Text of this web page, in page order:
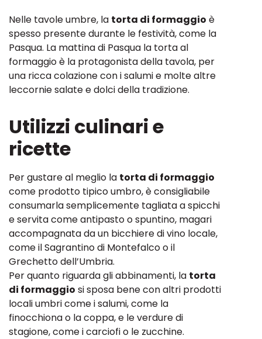
Nelle tavole umbre, la torta di formaggio è
spesso presente durante le festività, come la
Pasqua. La mattina di Pasqua la torta al
formaggio è la protagonista della tavola, per
una ricca colazione con i salumi e molte altre
leccornie salate e dolci della tradizione.
Utilizzi culinari e
ricette
Per gustare al meglio la torta di formaggio
come prodotto tipico umbro, è consigliabile
consumarla semplicemente tagliata a spicchi
e servita come antipasto o spuntino, magari
accompagnata da un bicchiere di vino locale,
come il Sagrantino di Montefalco o il
Grechetto dell’Umbria.
Per quanto riguarda gli abbinamenti, la torta
di formaggio si sposa bene con altri prodotti
locali umbri come i salumi, come la
finocchiona o la coppa, e le verdure di
stagione, come i carciofi o le zucchine.